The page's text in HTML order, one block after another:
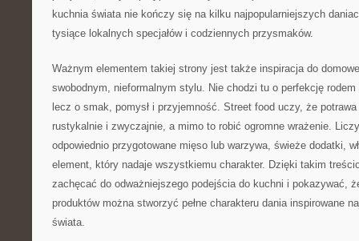
kuchnia świata nie kończy się na kilku najpopularniejszych
tysiące lokalnych specjałów i codziennych przysmaków.
Ważnym elementem takiej strony jest także inspiracja do
swobodnym, nieformalnym stylu. Nie chodzi tu o perfekcję
lecz o smak, pomysł i przyjemność. Street food uczy, że
rustykalnie i zwyczajnie, a mimo to robić ogromne wrażenie.
odpowiednio przygotowane mięso lub warzywa, świeże dodatki,
element, który nadaje wszystkiemu charakter. Dzięki takim
zachęcać do odważniejszego podejścia do kuchni i pokazywać,
produktów można stworzyć pełne charakteru dania inspirowane
świata.